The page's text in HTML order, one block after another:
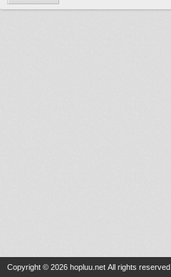
Copyright © 2026 hopluu.net All rights reserved